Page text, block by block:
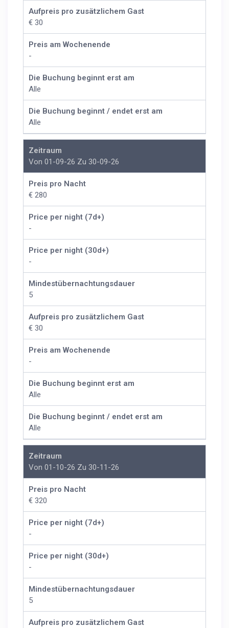
Aufpreis pro zusätzlichem Gast
€ 30
Preis am Wochenende
-
Die Buchung beginnt erst am
Alle
Die Buchung beginnt / endet erst am
Alle
Zeitraum
Von 01-09-26 Zu 30-09-26
Preis pro Nacht
€ 280
Price per night (7d+)
-
Price per night (30d+)
-
Mindestübernachtungsdauer
5
Aufpreis pro zusätzlichem Gast
€ 30
Preis am Wochenende
-
Die Buchung beginnt erst am
Alle
Die Buchung beginnt / endet erst am
Alle
Zeitraum
Von 01-10-26 Zu 30-11-26
Preis pro Nacht
€ 320
Price per night (7d+)
-
Price per night (30d+)
-
Mindestübernachtungsdauer
5
Aufpreis pro zusätzlichem Gast